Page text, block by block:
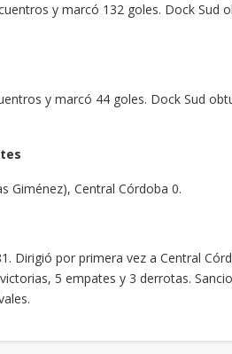
y marcó 132 goles. Dock
y marcó 44 goles. Dock Sud
Giménez), Central Córdoba 0.
Dirigió por primera vez a Central
5 empates y 3 derrotas.